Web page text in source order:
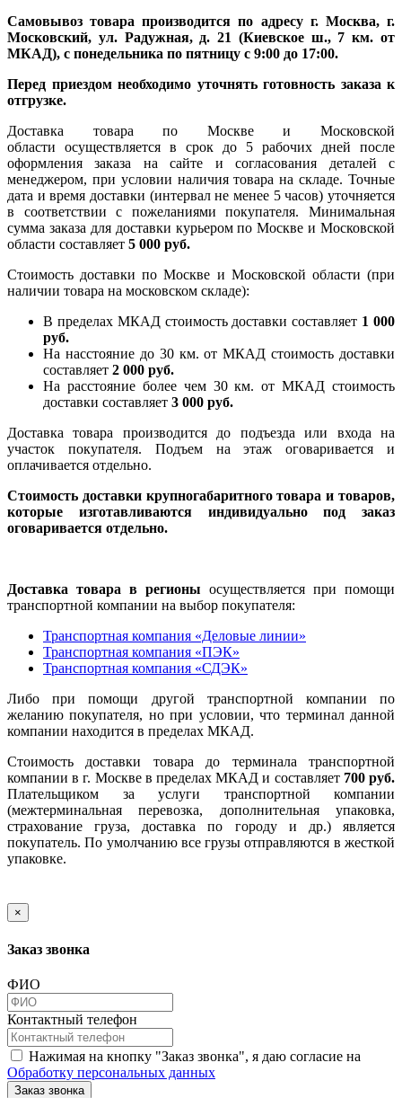
Самовывоз товара производится по адресу г. Москва, г.
Московский, ул. Радужная, д. 21 (Киевское ш., 7 км. от
МКАД), с понедельника по пятницу с 9:00 до 17:00.
Перед приездом необходимо уточнять готовность заказа к
отгрузке.
Доставка товара по Москве и Московской
области осуществляется в срок до 5 рабочих дней после
оформления заказа на сайте и согласования деталей с
менеджером, при условии наличия товара на складе. Точные
дата и время доставки (интервал не менее 5 часов) уточняется
в соответствии с пожеланиями покупателя. Минимальная
сумма заказа для доставки курьером по Москве и Московской
области составляет 5 000 руб.
Стоимость доставки по Москве и Московской области (при
наличии товара на московском складе):
В пределах МКАД стоимость доставки составляет 1 000
руб.
На насcтояние до 30 км. от МКАД стоимость доставки
составляет 2 000 руб.
На расстояние более чем 30 км. от МКАД стоимость
доставки составляет 3 000 руб.
Доставка товара производится до подъезда или входа на
участок покупателя. Подъем на этаж оговаривается и
оплачивается отдельно.
Стоимость доставки крупногабаритного товара и товаров,
которые изготавливаются индивидуально под заказ
оговаривается отдельно.
Доставка товара в регионы осуществляется при помощи
транспортной компании на выбор покупателя:
Транспортная компания «Деловые линии»
Транспортная компания «ПЭК»
Транспортная компания «СДЭК»
Либо при помощи другой транспортной компании по
желанию покупателя, но при условии, что терминал данной
компании находится в пределах МКАД.
Стоимость доставки товара до терминала транспортной
компании в г. Москве в пределах МКАД и составляет 700 руб.
Плательщиком за услуги транспортной компании
(межтерминальная перевозка, дополнительная упаковка,
страхование груза, доставка по городу и др.) является
покупатель. По умолчанию все грузы отправляются в жесткой
упаковке.
×
Заказ звонка
ФИО
Контактный телефон
Нажимая на кнопку "Заказ звонка", я даю согласие на
Обработку персональных данных
Заказ звонка